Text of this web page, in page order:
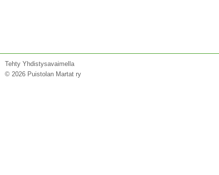
Tehty Yhdistysavaimella
© 2026 Puistolan Martat ry